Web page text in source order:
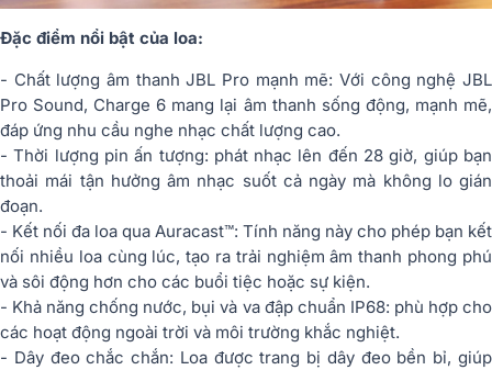
Đặc điểm nổi bật của loa:
- Chất lượng âm thanh JBL Pro mạnh mẽ: Với công nghệ JBL
Pro Sound, Charge 6 mang lại âm thanh sống động, mạnh mẽ,
đáp ứng nhu cầu nghe nhạc chất lượng cao.
- Thời lượng pin ấn tượng: phát nhạc lên đến 28 giờ, giúp bạn
thoải mái tận hưởng âm nhạc suốt cả ngày mà không lo gián
đoạn.
- Kết nối đa loa qua Auracast™: Tính năng này cho phép bạn kết
nối nhiều loa cùng lúc, tạo ra trải nghiệm âm thanh phong phú
và sôi động hơn cho các buổi tiệc hoặc sự kiện.
- Khả năng chống nước, bụi và va đập chuẩn IP68: phù hợp cho
các hoạt động ngoài trời và môi trường khắc nghiệt.
- Dây đeo chắc chắn: Loa được trang bị dây đeo bền bỉ, giúp